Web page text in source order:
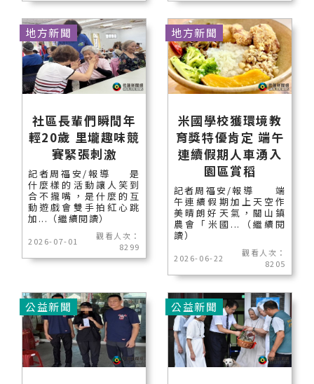
社區長輩們瞬間年
輕20歲 里壠趣味競
賽緊張刺激
記者周福安/報導 是
什麼樣的活動讓人笑到
合不攏嘴，是什麼的互
動遊戲會雙手拍紅心跳
加...（繼續閱讀）
2026-07-01
觀看人次：
8299
地方新聞
米國學校獲環境教
育獎特優肯定 端午
連續假期人車湧入
園區賞稻
記者周福安/報導 端
午連續假期加上天空作
美晴朗好天氣，關山鎮
農會「米國...（繼續閱
讀）
2026-06-22
觀看人次：
8205
地方新聞
公益新聞 公益新聞